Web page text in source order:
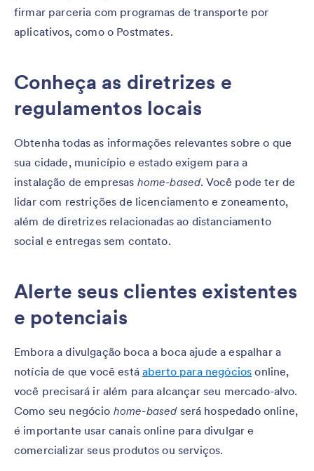
firmar parceria com programas de transporte por
aplicativos, como o Postmates.
Conheça as diretrizes e
regulamentos locais
Obtenha todas as informações relevantes sobre o que
sua cidade, município e estado exigem para a
instalação de empresas home-based. Você pode ter de
lidar com restrições de licenciamento e zoneamento,
além de diretrizes relacionadas ao distanciamento
social e entregas sem contato.
Alerte seus clientes existentes
e potenciais
Embora a divulgação boca a boca ajude a espalhar a
notícia de que você estáaberto para negócios online,
você precisará ir além para alcançar seu mercado-alvo.
Como seu negócio home-basedserá hospedado online,
é importante usar canais online para divulgar e
comercializar seus produtos ou serviços.